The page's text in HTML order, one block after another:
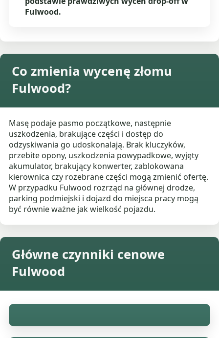
Fulwood.
Co zmienia wycenę złomu
Fulwood?
Masę podaje pasmo początkowe, następnie
uszkodzenia, brakujące części i dostęp do
odzyskiwania go udoskonalają. Brak kluczyków,
przebite opony, uszkodzenia powypadkowe, wyjęty
akumulator, brakujący konwerter, zablokowana
kierownica czy rozebrane części mogą zmienić ofertę.
W przypadku Fulwood rozrząd na głównej drodze,
parking podmiejski i dojazd do miejsca pracy mogą
być równie ważne jak wielkość pojazdu.
Główne czynniki cenowe
Fulwood